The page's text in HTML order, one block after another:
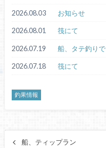
2026.08.03 お知らせ
2026.08.01 筏にて
2026.07.19 船、タテ釣りで
2026.07.18 筏にて
釣果情報
船、ティップラン